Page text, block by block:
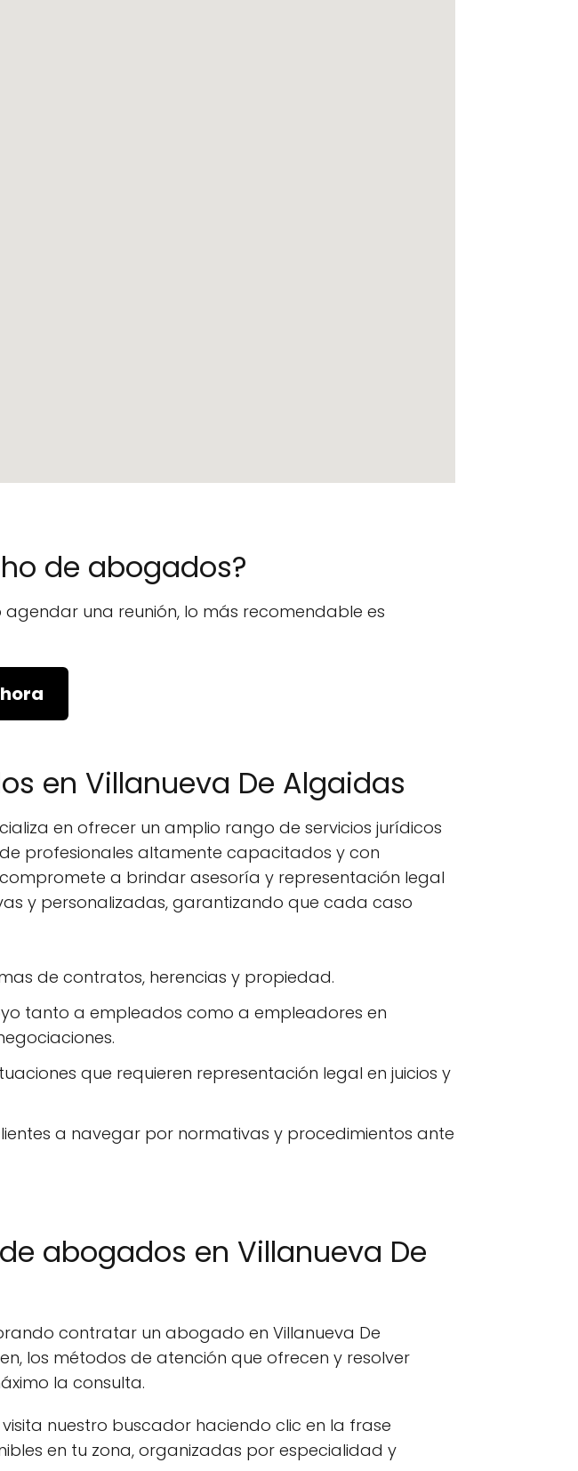
de abogados?
una reunión, lo más recomendable es
en Villanueva De Algaidas
en ofrecer un amplio rango de servicios jurídicos
profesionales altamente capacitados y con
a brindar asesoría y representación legal
y personalizadas, garantizando que cada caso
de contratos, herencias y propiedad.
tanto a empleados como a empleadores en
que requieren representación legal en juicios y
a navegar por normativas y procedimientos ante
abogados en Villanueva De
contratar un abogado en Villanueva De
los métodos de atención que ofrecen y resolver
la consulta.
visita nuestro buscador haciendo clic en la frase
en tu zona, organizadas por especialidad y